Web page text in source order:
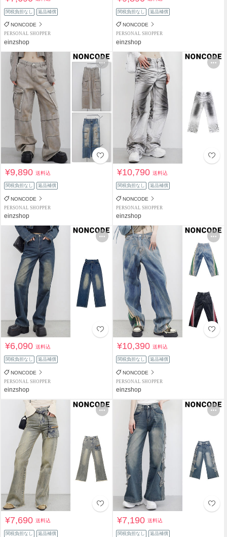
関税負担なし 返品補償
NONCODE
PERSONAL SHOPPER
einzshop
関税負担なし 返品補償
NONCODE
PERSONAL SHOPPER
einzshop
¥9,890送料込
関税負担なし 返品補償
NONCODE
PERSONAL SHOPPER
einzshop
¥10,790送料込
関税負担なし 返品補償
NONCODE
PERSONAL SHOPPER
einzshop
¥6,090送料込
関税負担なし 返品補償
NONCODE
PERSONAL SHOPPER
einzshop
¥10,390送料込
関税負担なし 返品補償
NONCODE
PERSONAL SHOPPER
einzshop
¥7,690送料込
関税負担なし 返品補償
¥7,190送料込
関税負担なし 返品補償